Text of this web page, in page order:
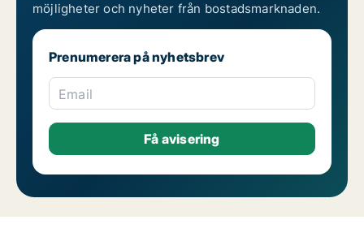
möjligheter och nyheter från bostadsmarknaden.
Prenumerera på nyhetsbrev
Email